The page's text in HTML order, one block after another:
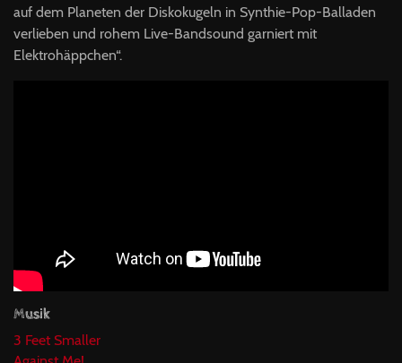
auf dem Planeten der Diskokugeln in Synthie-Pop-Balladen
verlieben und rohem Live-Bandsound garniert mit
Elektrohäppchen“.
Musik
3 Feet Smaller